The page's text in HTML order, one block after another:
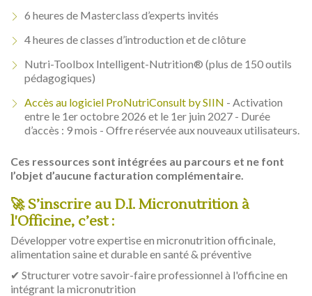
6 heures de Masterclass d’experts invités
4 heures de classes d’introduction et de clôture
Nutri-Toolbox Intelligent-Nutrition® (plus de 150 outils
pédagogiques)
Accès au logiciel ProNutriConsult by SIIN - Activation
entre le 1er octobre 2026 et le 1er juin 2027 - Durée
d’accès : 9 mois - Offre réservée aux nouveaux utilisateurs.
Ces ressources sont intégrées au parcours et ne font
l’objet d’aucune facturation complémentaire.
🚀 S’inscrire au D.I. Micronutrition à
l'Officine, c’est :
Développer votre expertise en micronutrition officinale,
alimentation saine et durable en santé & préventive
✔ Structurer votre savoir-faire professionnel à l'officine en
intégrant la micronutrition